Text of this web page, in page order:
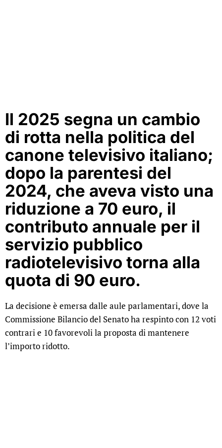
Il 2025 segna un cambio
di rotta nella politica del
canone televisivo italiano;
dopo la parentesi del
2024, che aveva visto una
riduzione a 70 euro, il
contributo annuale per il
servizio pubblico
radiotelevisivo torna alla
quota di 90 euro.
La decisione è emersa dalle aule parlamentari, dove la
Commissione Bilancio del Senato ha respinto con 12 voti
contrari e 10 favorevoli la proposta di mantenere
l’importo ridotto.